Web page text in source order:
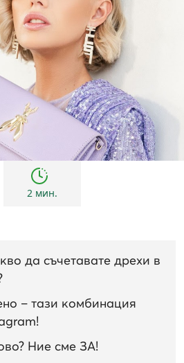
трендове
2 мин.
да съчетавате дрехи в
– тази комбинация
Ние сме ЗА!